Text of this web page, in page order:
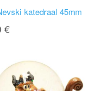
katedraal 45mm
€